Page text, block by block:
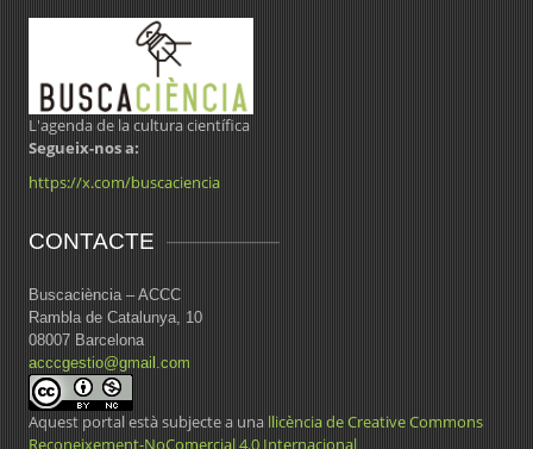
L'agenda de la cultura científica
Segueix-nos a:
https://x.com/buscaciencia
CONTACTE
Buscaciència – ACCC
Rambla de Catalunya, 10
08007 Barcelona
acccgestio@gmail.com
Aquest portal està subjecte a una llicència de Creative Commons
Reconeixement-NoComercial 4.0 Internacional